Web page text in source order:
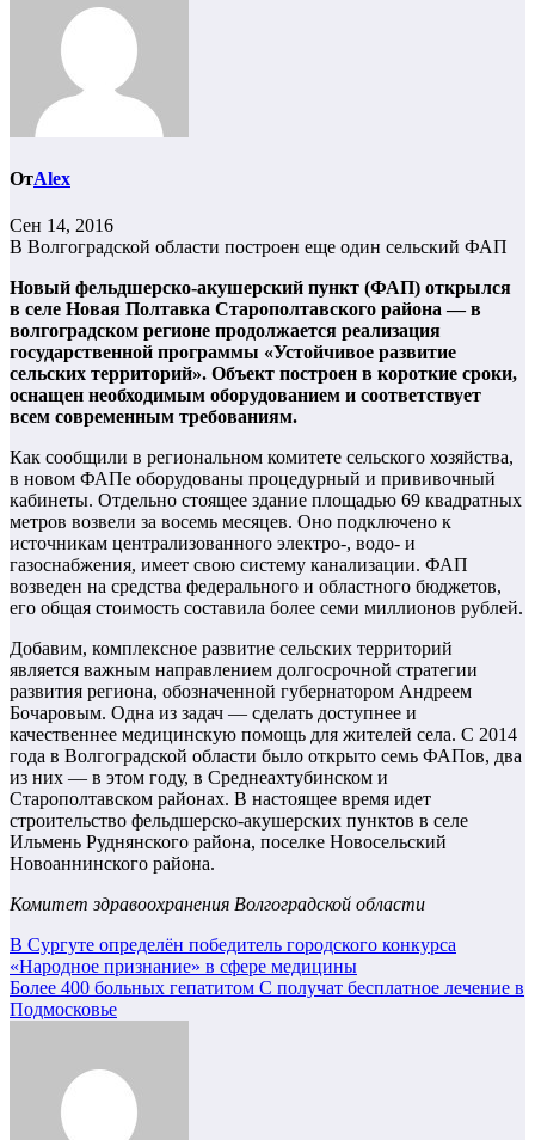
ОтAlex
Сен 14, 2016
В Волгоградской области построен еще один сельский ФАП
Новый фельдшерско-акушерский пункт (ФАП) открылся
в селе Новая Полтавка Старополтавского района — в
волгоградском регионе продолжается реализация
государственной программы «Устойчивое развитие
сельских территорий». Объект построен в короткие сроки,
оснащен необходимым оборудованием и соответствует
всем современным требованиям.
Как сообщили в региональном комитете сельского хозяйства,
в новом ФАПе оборудованы процедурный и прививочный
кабинеты. Отдельно стоящее здание площадью 69 квадратных
метров возвели за восемь месяцев. Оно подключено к
источникам централизованного электро-, водо- и
газоснабжения, имеет свою систему канализации. ФАП
возведен на средства федерального и областного бюджетов,
его общая стоимость составила более семи миллионов рублей.
Добавим, комплексное развитие сельских территорий
является важным направлением долгосрочной стратегии
развития региона, обозначенной губернатором Андреем
Бочаровым. Одна из задач — сделать доступнее и
качественнее медицинскую помощь для жителей села. С 2014
года в Волгоградской области было открыто семь ФАПов, два
из них — в этом году, в Среднеахтубинском и
Старополтавском районах. В настоящее время идет
строительство фельдшерско-акушерских пунктов в селе
Ильмень Руднянского района, поселке Новосельский
Новоаннинского района.
Комитет здравоохранения Волгоградской области
Навигация
по
записям
В Сургуте определён победитель городского конкурса
«Народное признание» в сфере медицины
Более 400 больных гепатитом С получат бесплатное лечение в
Подмосковье